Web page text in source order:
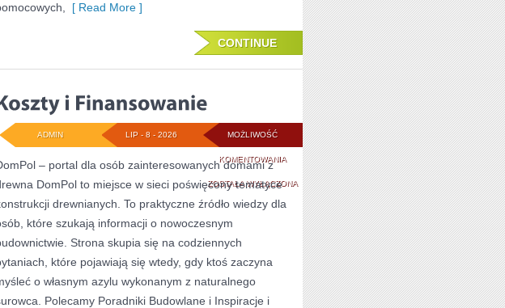
[ Read More ]
CONTINUE
MOŻLIWOŚĆ
KOMENTOWANIAKOSZTY
I
FINANSOWANIE
ZOSTAŁA WYŁĄCZONA
LIP - 8 - 2026
ADMIN
– portal dla osób zainteresowanych domami z
DomPol to miejsce w sieci poświęcony tematyce
drewnianych. To praktyczne źródło wiedzy dla
które szukają informacji o nowoczesnym
Strona skupia się na codziennych
które pojawiają się wtedy, gdy ktoś zaczyna
o własnym azylu wykonanym z naturalnego
Polecamy Poradniki Budowlane i Inspiracje i